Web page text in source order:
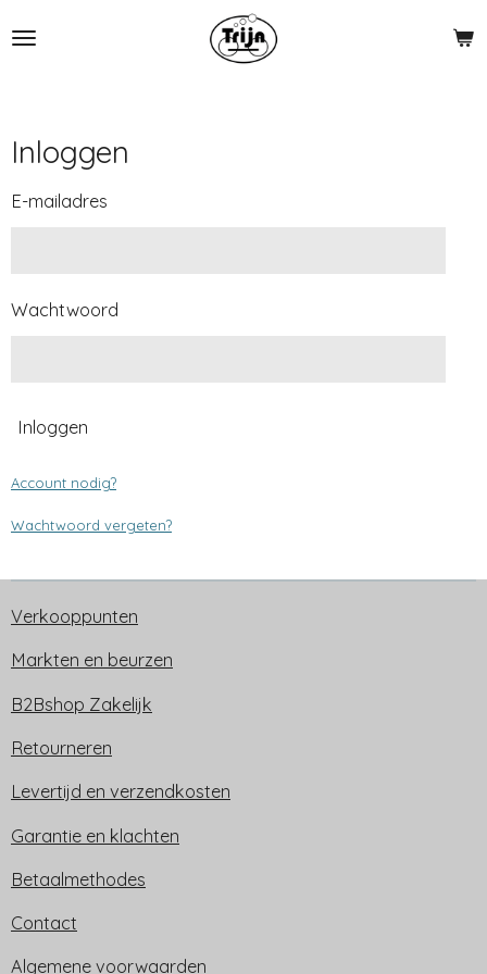
direct
Inloggen
E-mailadres
Wachtwoord
Inloggen
Account nodig?
Wachtwoord vergeten?
Verkooppunten
Markten en beurzen
B2Bshop Zakelijk
Retourneren
Levertijd en verzendkosten
Garantie en klachten
Betaalmethodes
Contact
Algemene voorwaarden